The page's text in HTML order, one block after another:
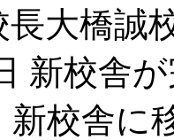
長大橋誠
新校舎
校舎に